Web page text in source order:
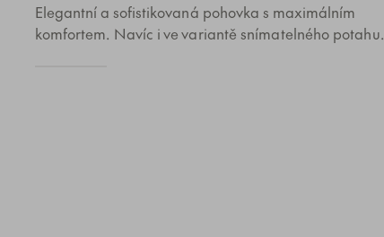
Elegantní a sofistikovaná pohovka s maximálním
komfortem. Navíc i ve variantě snímatelného potahu.